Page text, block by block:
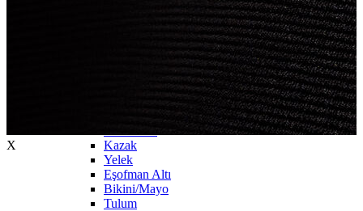
Kazak
Yelek
Eşofman Altı
Bikini/Mayo
Tulum
X